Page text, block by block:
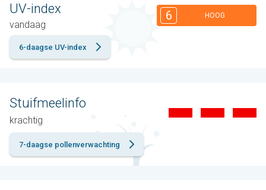
UV-index
vandaag
6 HOOG
6-daagse UV-index
Stuifmeelinfo
krachtig
7-daagse pollenverwachting